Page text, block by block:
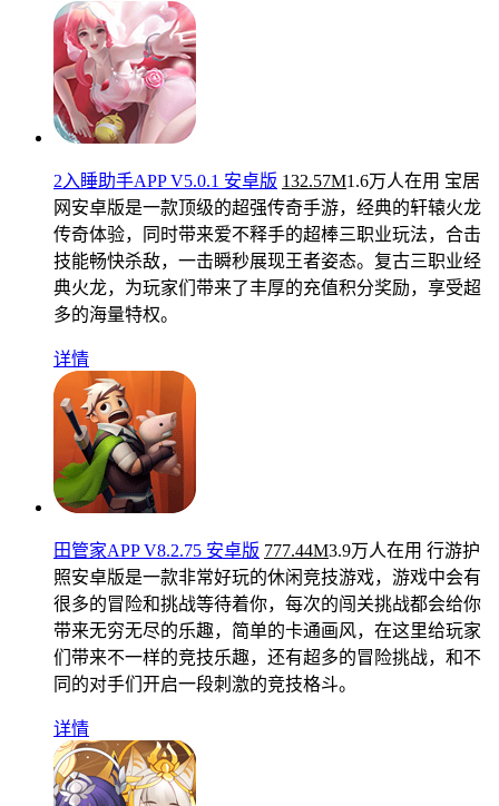
2入睡助手APP V5.0.1 安卓版 132.57M1.6万人在用 宝居
网安卓版是一款顶级的超强传奇手游，经典的轩辕火龙
传奇体验，同时带来爱不释手的超棒三职业玩法，合击
技能畅快杀敌，一击瞬秒展现王者姿态。复古三职业经
典火龙，为玩家们带来了丰厚的充值积分奖励，享受超
多的海量特权。
详情
田管家APP V8.2.75 安卓版 777.44M3.9万人在用 行游护
照安卓版是一款非常好玩的休闲竞技游戏，游戏中会有
很多的冒险和挑战等待着你，每次的闯关挑战都会给你
带来无穷无尽的乐趣，简单的卡通画风，在这里给玩家
们带来不一样的竞技乐趣，还有超多的冒险挑战，和不
同的对手们开启一段刺激的竞技格斗。
详情